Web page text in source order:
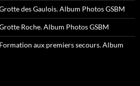
des Gaulois. Album Photos GSBM
Roche. Album Photos GSBM
aux premiers secours. Album